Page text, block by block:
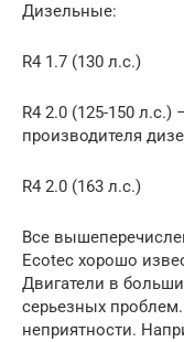
Дизельные:
R4 1.7 (130 л.с.)
R4 2.0 (125-150 л.с.)
производителя
R4 2.0 (163 л.с.)
Все
Ecotec хорошо
Двигатели в
серьезных
неприятности.